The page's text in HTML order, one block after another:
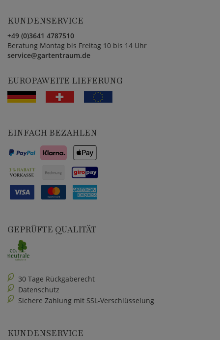
KUNDENSERVICE
+49 (0)3641 4787510
Beratung Montag bis Freitag 10 bis 14 Uhr
service@gartentraum.de
EUROPAWEITE LIEFERUNG
EINFACH BEZAHLEN
GEPRÜFTE QUALITÄT
30 Tage Rückgaberecht
Datenschutz
Sichere Zahlung mit SSL-Verschlüsselung
KUNDENSERVICE